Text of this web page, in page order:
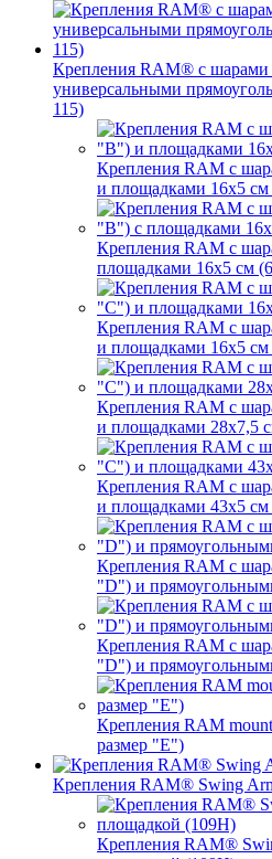
Крепления RAM® с
универсальными
115)
Крепления RAM с
и площадками 16х5
Крепления RAM с
площадками 16х5 см
Крепления RAM с
и площадками 16х5
Крепления RAM с
и площадками 28х7,5
Крепления RAM с
и площадками 43х5
Крепления RAM с
"D") и
Крепления RAM с
"D") и
Крепления RAM
размер "E")
Крепления RAM® Swing
Крепления RAM®